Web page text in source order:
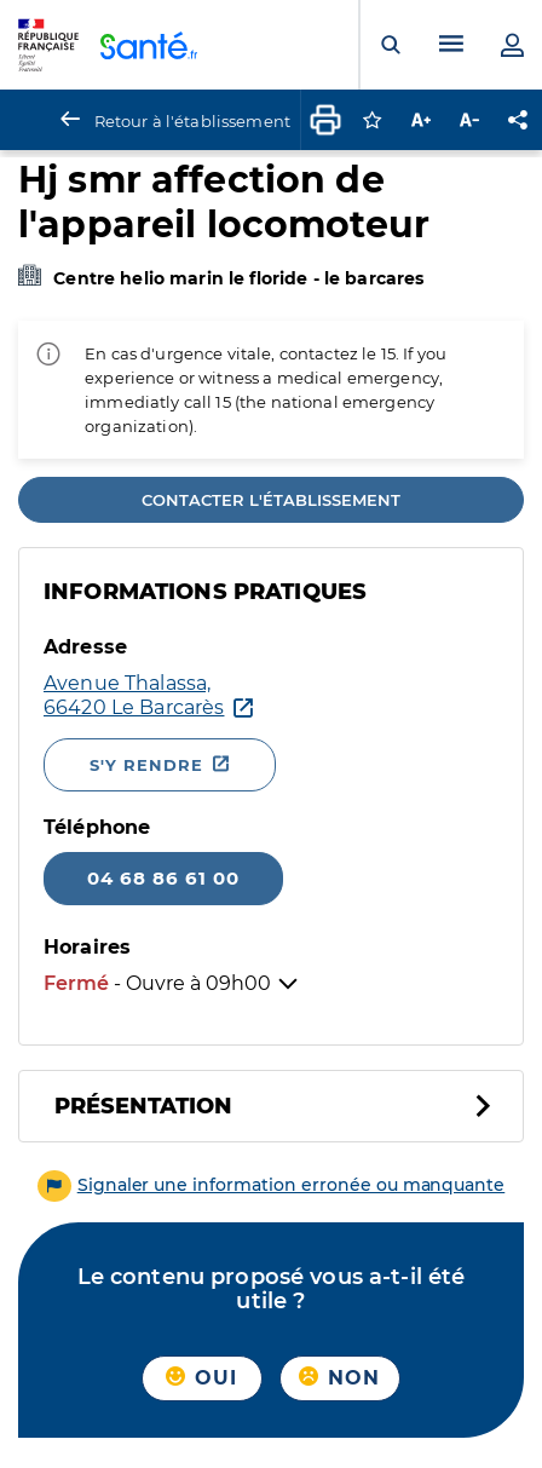
Ouvrir laMenu
Retour à l'établissement Connectez-vous
Augmenter la
Hj smr affection de
l'appareil locomoteur
Centre helio marin le floride - le barcares
En cas d'urgence vitale, contactez le 15. If you
experience or witness a medical emergency,
immediatly call 15 (the national emergency
organization).
CONTACTER L'ÉTABLISSEMENT
INFORMATIONS PRATIQUES
Adresse
Avenue Thalassa,
66420 Le Barcarès
S'Y RENDRE
Téléphone
04 68 86 61 00
Horaires
Fermé - Ouvre à 09h00
PRÉSENTATION
Signaler une information erronée ou manquante
Le contenu proposé vous a-t-il été
utile ?
OUI NON